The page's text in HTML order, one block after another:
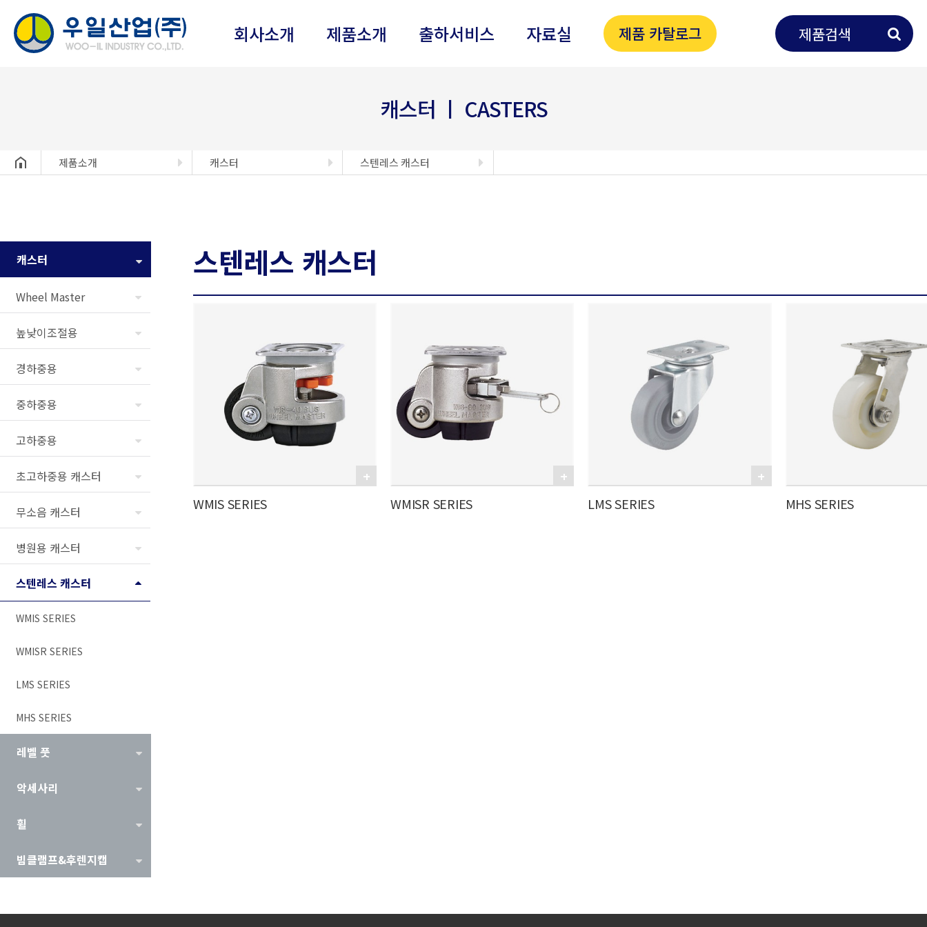
회사소개 제품소개 출하서비스 자료실 제품 카탈로그
캐스터 ㅣ CASTERS
헤더설정 제품소개 캐스터 스텐레스 캐스터
캐스터
Wheel Master
높낮이조절용
경하중용
중하중용
고하중용
초고하중용 캐스터
무소음 캐스터
병원용 캐스터
스텐레스 캐스터
WMIS SERIES
WMISR SERIES
LMS SERIES
MHS SERIES
레벨 풋
악세사리
휠
빔클램프&후렌지캡
스텐레스 캐스터
WMIS SERIES WMISR SERIES LMS SERIES MHS SERIES